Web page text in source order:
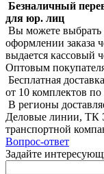
Безналичный
для юр. лиц
Вы можете выбрать
оформлении заказа
выдается кассовый
Оптовым
Бесплатная доставка
от 10 комплектов
В регионы
Деловые линии, ТК
транспортной
Вопрос-ответ
Задайте